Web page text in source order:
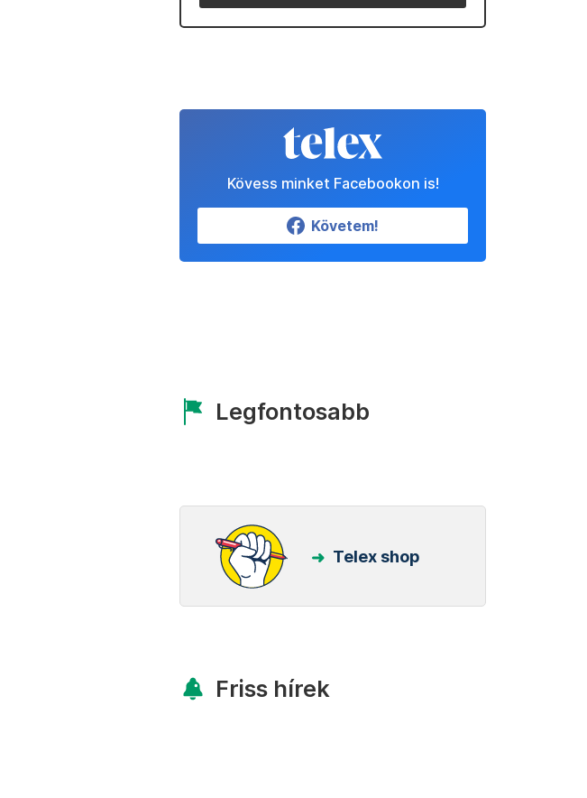
Kövess minket Facebookon is!
Követem!
Legfontosabb
Telex shop
Friss hírek